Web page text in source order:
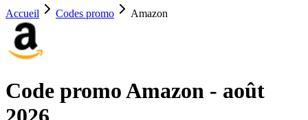
Accueil Codes promo Amazon
Code promoAmazon - août